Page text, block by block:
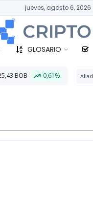
jueves, agosto 6, 2026
GLOSARIO
Aliado